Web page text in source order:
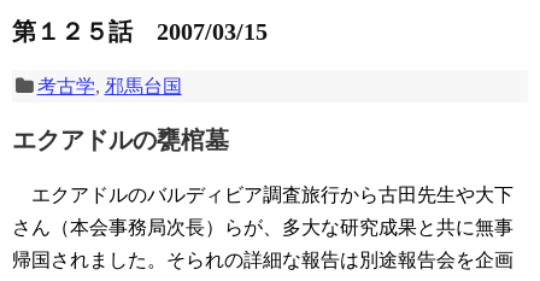
第１２５話 2007/03/15
考古学, 邪馬台国
エクアドルの甕棺墓
エクアドルのバルディビア調査旅行から古田先生や大下
さん（本会事務局次長）らが、多大な研究成果と共に無事
帰国されました。そられの詳細な報告は別途報告会を企画